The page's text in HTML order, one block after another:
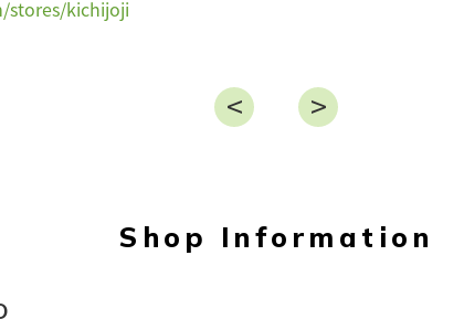
stores/kichijoji
Shop Information